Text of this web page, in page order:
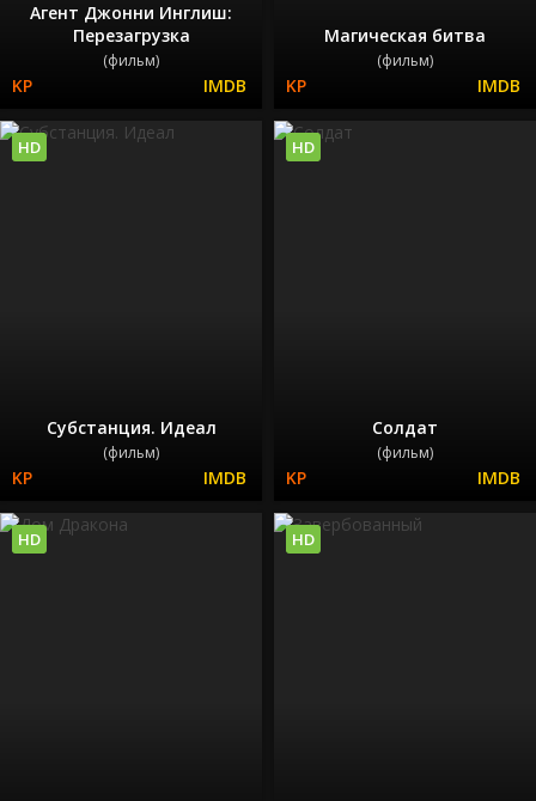
Агент Джонни Инглиш:
Перезагрузка
(фильм)
Магическая битва
(фильм)
Субстанция. Идеал
(фильм)
HD
Солдат
(фильм)
HD
HD HD